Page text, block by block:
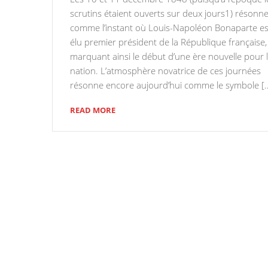
scrutins étaient ouverts sur deux jours1)
comme l’instant où Louis-Napoléon Bonaparte
élu premier président de la République française,
marquant ainsi le début d’une ère nouvelle pour
nation. L’atmosphère novatrice de ces journées
résonne encore aujourd’hui comme le symbole
READ MORE